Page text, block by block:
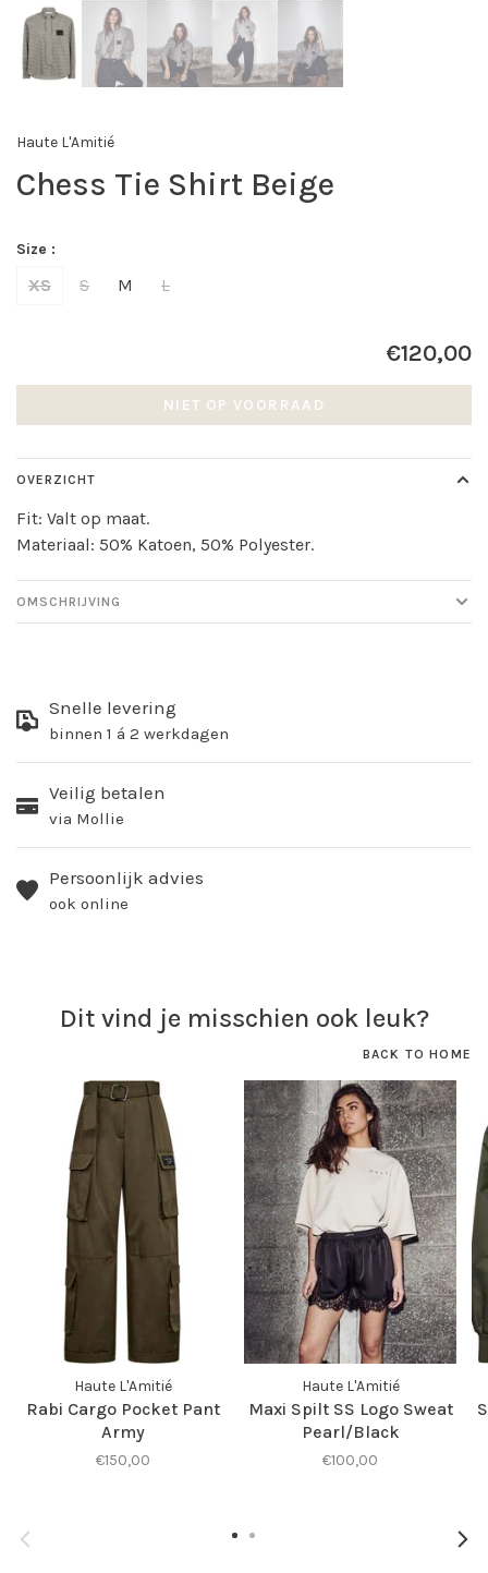
Haute L'Amitié
Chess Tie Shirt Beige
Size :
XS S M L
€120,00
NIET OP VOORRAAD
OVERZICHT
Fit: Valt op maat.
Materiaal: 50% Katoen, 50% Polyester.
OMSCHRIJVING
Snelle levering
binnen 1 á 2 werkdagen
Veilig betalen
via Mollie
Persoonlijk advies
ook online
Dit vind je misschien ook leuk?
BACK TO HOME
Haute L'Amitié
Rabi Cargo Pocket Pant
Army
€150,00
Haute L'Amitié
Maxi Spilt SS Logo Sweat
Pearl/Black
€100,00